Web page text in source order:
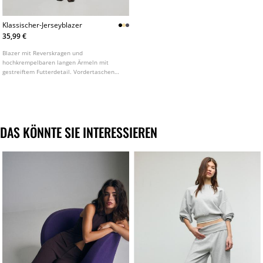
Klassischer-Jerseyblazer
35,99 €
Blazer mit Reverskragen und
hochkrempelbaren langen Ärmeln mit
gestreiftem Futterdetail. Vordertaschen
DAS KÖNNTE SIE INTERESSIEREN